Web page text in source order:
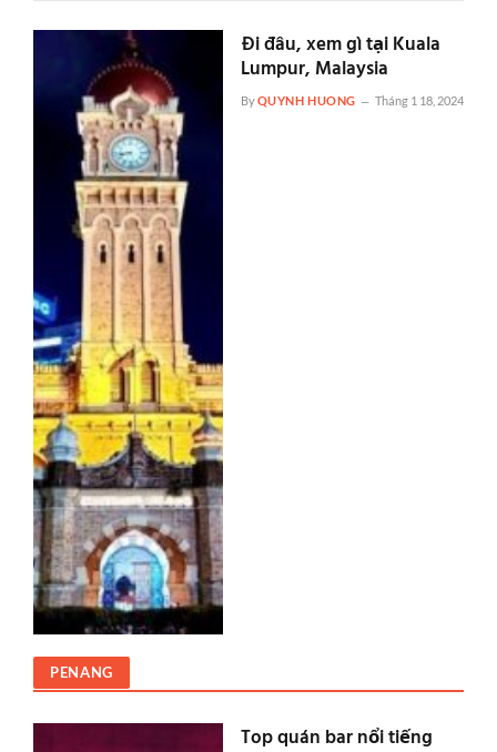
Đi đâu, xem gì tại Kuala
Lumpur, Malaysia
ByQUYNH HUONG Tháng 1 18, 2024
PENANG
Top quán bar nổi tiếng